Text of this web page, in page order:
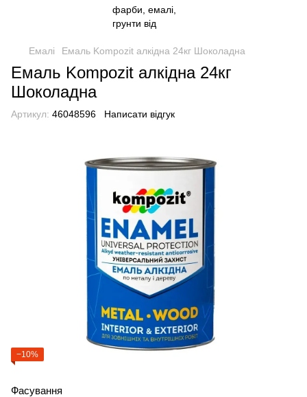
Емалі Емаль Kompozit алкідна 24кг Шоколадна
Емаль Kompozit алкідна 24кг
Шоколадна
Артикул: 46048596 Написати відгук
−10%
Фасування